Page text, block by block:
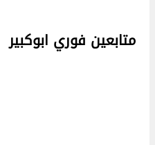
متابعين فوري ابوكبير